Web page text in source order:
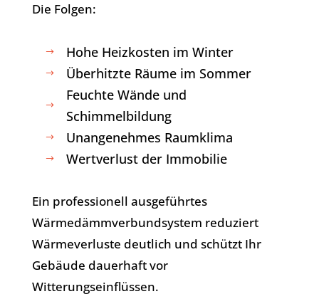
Die Folgen:
$ Hohe Heizkosten im Winter
$ Überhitzte Räume im Sommer
$
Feuchte Wände und
Schimmelbildung
$ Unangenehmes Raumklima
$ Wertverlust der Immobilie
Ein professionell ausgeführtes
Wärmedämmverbundsystem reduziert
Wärmeverluste deutlich und schützt Ihr
Gebäude dauerhaft vor
Witterungseinflüssen.